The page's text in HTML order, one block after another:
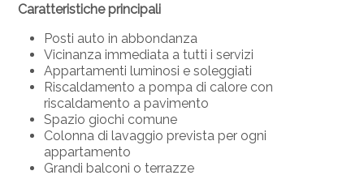
Caratteristiche principali
Posti auto in abbondanza
Vicinanza immediata a tutti i servizi
Appartamenti luminosi e soleggiati
Riscaldamento a pompa di calore con
riscaldamento a pavimento
Spazio giochi comune
Colonna di lavaggio prevista per ogni
appartamento
Grandi balconi o terrazze